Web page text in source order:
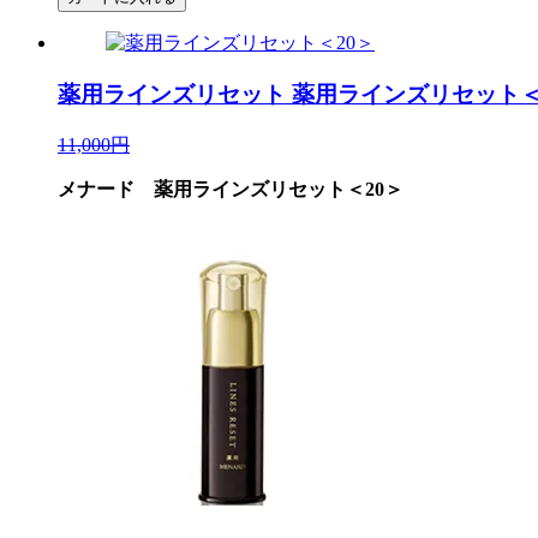
薬用ラインズリセット 薬用ラインズリセット
11,000円
メナード 薬用ラインズリセット＜20＞